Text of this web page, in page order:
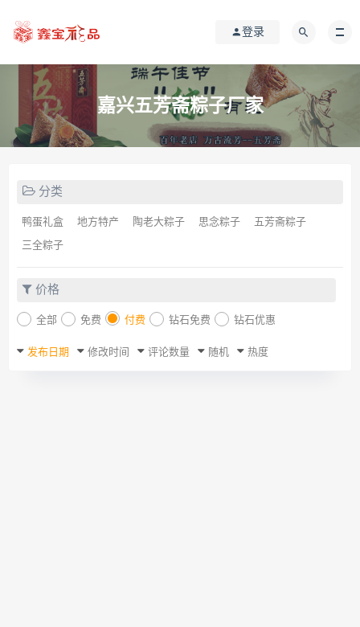
登录
嘉兴五芳斋粽子厂家
分类
鸭蛋礼盒 地方特产 陶老大粽子 思念粽子 五芳斋粽子
三全粽子
价格
全部 免费 付费 钻石免费 钻石优惠
发布日期 修改时间 评论数量 随机 热度